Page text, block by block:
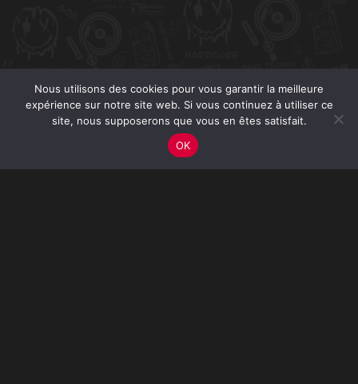
Nous utilisons des cookies pour vous garantir la meilleure
expérience sur notre site web. Si vous continuez à utiliser ce
site, nous supposerons que vous en êtes satisfait.
OK